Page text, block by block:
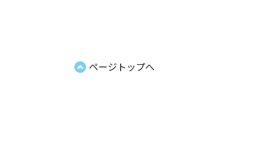
ページトップへ